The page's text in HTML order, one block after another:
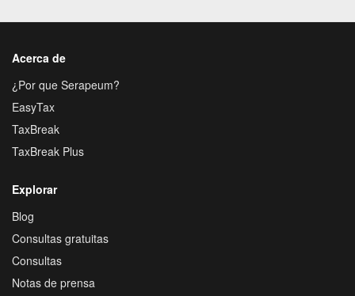
Acerca de
¿Por que Serapeum?
EasyTax
TaxBreak
TaxBreak Plus
Explorar
Blog
Consultas gratuitas
Consultas
Notas de prensa